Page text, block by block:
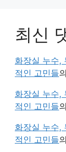
최신
화장실 누수,
적인 고민들의
화장실 누수,
적인 고민들의
화장실 누수,
적인 고민들의